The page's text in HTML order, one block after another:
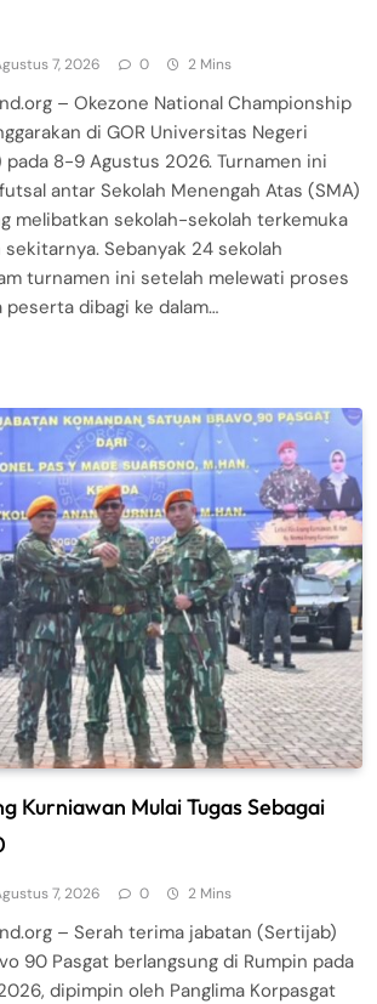
7, 2026 0 2 Mins
– Okezone National Championship
di GOR Universitas Negeri
pada 8-9 Agustus 2026. Turnamen ini
antar Sekolah Menengah Atas (SMA)
melibatkan sekolah-sekolah terkemuka
Sebanyak 24 sekolah
turnamen ini setelah melewati proses
peserta dibagi ke dalam…
Kurniawan Mulai Tugas Sebagai
7, 2026 0 2 Mins
– Serah terima jabatan (Sertijab)
90 Pasgat berlangsung di Rumpin pada
dipimpin oleh Panglima Korpasgat